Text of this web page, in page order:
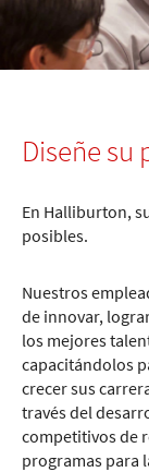
Diseñe su
En Halliburton,
posibles.
Nuestros
de innovar,
los mejores
capacitándolos
crecer sus
través del
competitivos de
programas para